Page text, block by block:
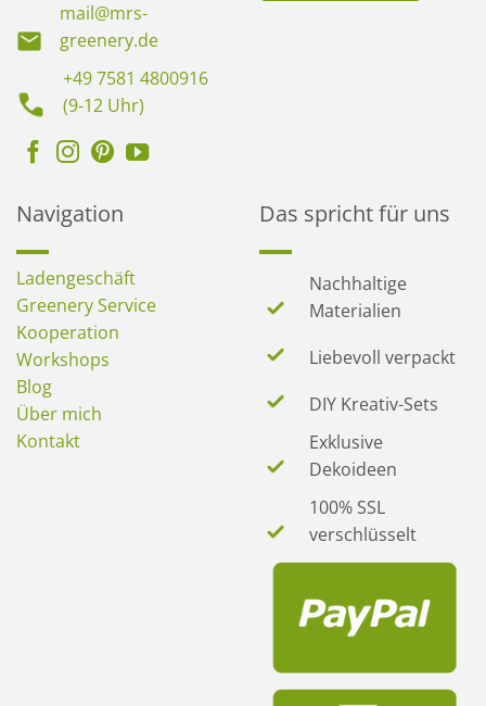
mail@mrs-
greenery.de
+49 7581 4800916
(9-12 Uhr)
Navigation
Ladengeschäft
Greenery Service
Kooperation
Workshops
Blog
Über mich
Kontakt
Das spricht für uns
Nachhaltige
Materialien
Liebevoll verpackt
DIY Kreativ-Sets
Exklusive
Dekoideen
100% SSL
verschlüsselt